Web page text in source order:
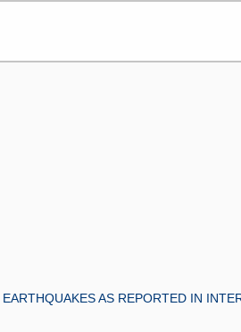
AS REPORTED IN